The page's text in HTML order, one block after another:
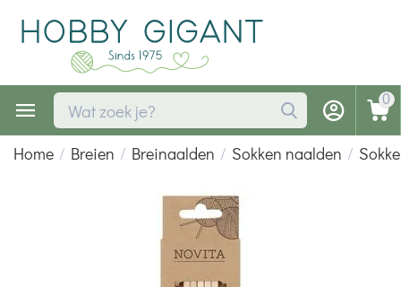
0
Home / Breien / Breinaalden / Sokken naalden /